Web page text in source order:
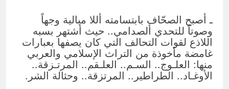
ـ أصبح الصحّاف بابتسامته أللا مبالية وجهاً
وصوتاً للتحدي ألصدامي.. حيث أشتهر بسبه
اللاذع لقوات التحالف التي كان يصفها بعبارات
غامضة مأخوذة من التراث الإسلامي والعربي
منها: العلـوج.. السـم.. العلـقم.. المرتـزقة..
الأوغـاد.. الطراطير.. المرتزقة.. وحثالة الشر.